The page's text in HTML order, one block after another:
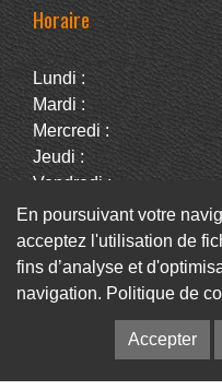
Horaire
Lundi :
Mardi :
Mercredi :
Jeudi :
Vendredi :
Samedi :
Dimanche :
© Pneus Paquet /
En poursuivant votre
acceptez l'utilisation de
fins d’analyse et
navigation. Politique de
Accepter